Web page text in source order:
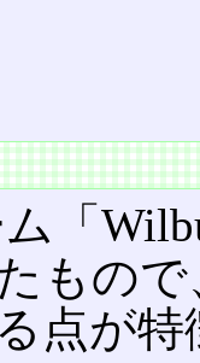
「
もの
点が特